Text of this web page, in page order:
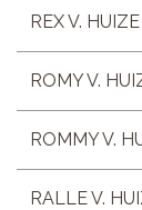
REX V.
ROMY V.
ROMMY V.
RALLE V.